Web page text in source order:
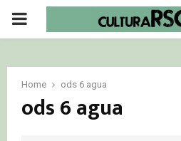
PRIMARY
Home ods 6 agua
ods 6 agua